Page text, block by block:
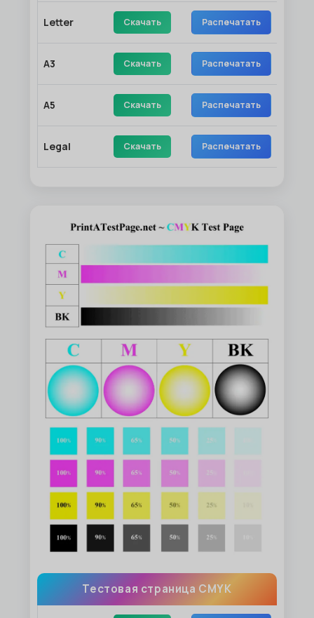
Letter Скачать Распечатать
A3 Скачать Распечатать
A5 Скачать Распечатать
Legal Скачать Распечатать
Тестовая страница CMYK